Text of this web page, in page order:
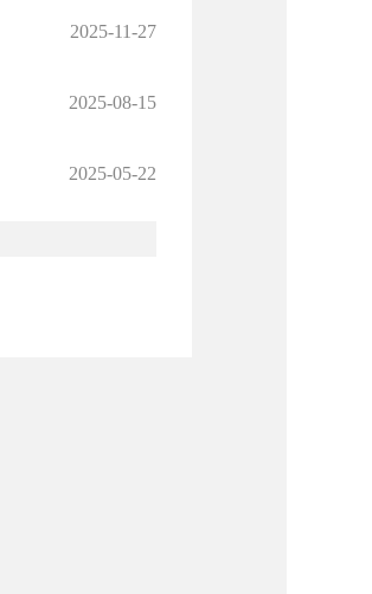
2025-11-27
2025-08-15
2025-05-22